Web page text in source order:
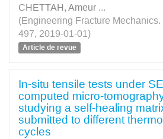
CHETTAH, Ameur ...
(Engineering Fracture
497, 2019-01-01)
Article de revue
In-situ tensile tests under
computed micro-
studying a self-healing
submitted to different
cycles